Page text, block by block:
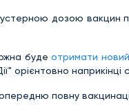
дозою вакцин
будеотримати
орієнтовно наприкінці
повну